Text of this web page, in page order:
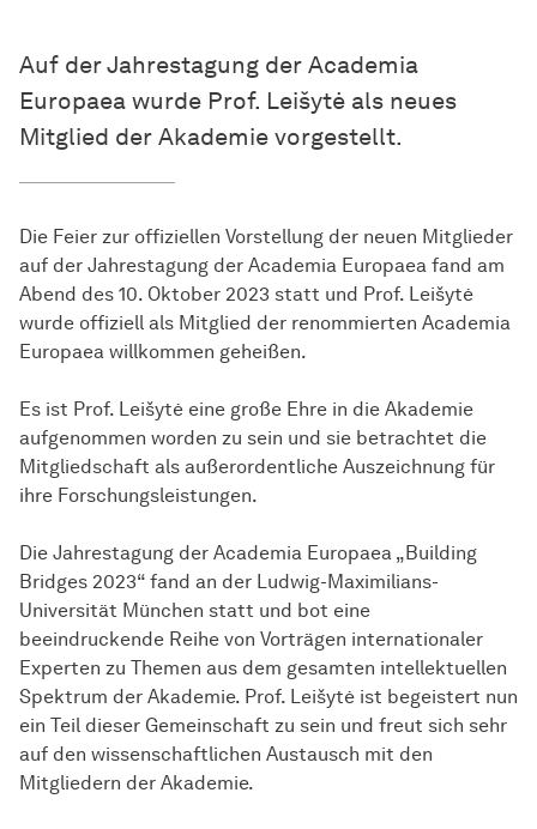
Auf der Jahrestagung der Academia
Europaea wurde Prof. Leišytė als neues
Mitglied der Akademie vorgestellt.
Die Feier zur offiziellen Vorstellung der neuen Mitglieder
auf der Jahrestagung der Academia Europaea fand am
Abend des 10. Oktober 2023 statt und Prof. Leišytė
wurde offiziell als Mitglied der renommierten Academia
Europaea willkommen geheißen.
Es ist Prof. Leišytė eine große Ehre in die Akademie
aufgenommen worden zu sein und sie betrachtet die
Mitgliedschaft als außerordentliche Auszeichnung für
ihre Forschungsleistungen.
Die Jahrestagung der Academia Europaea „Building
Bridges 2023“ fand an der Ludwig-Maximilians-
Universität München statt und bot eine
beeindruckende Reihe von Vorträgen internationaler
Experten zu Themen aus dem gesamten intellektuellen
Spektrum der Akademie. Prof. Leišytė ist begeistert nun
ein Teil dieser Gemeinschaft zu sein und freut sich sehr
auf den wissenschaftlichen Austausch mit den
Mitgliedern der Akademie.